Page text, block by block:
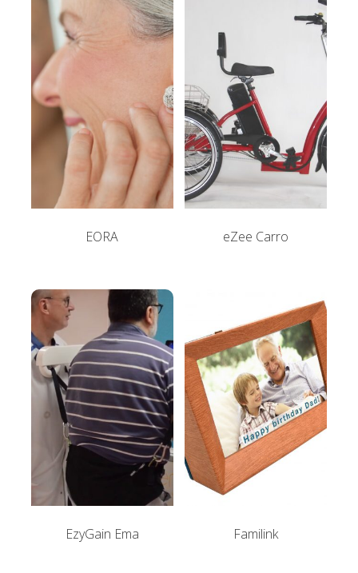
EORA eZee Carro
EzyGain Ema Familink